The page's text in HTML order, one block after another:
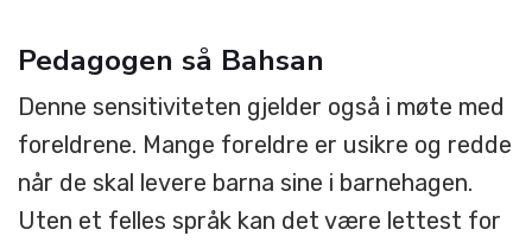
Pedagogen så Bahsan
Denne sensitiviteten gjelder også i møte med
foreldrene. Mange foreldre er usikre og redde
når de skal levere barna sine i barnehagen.
Uten et felles språk kan det være lettest for